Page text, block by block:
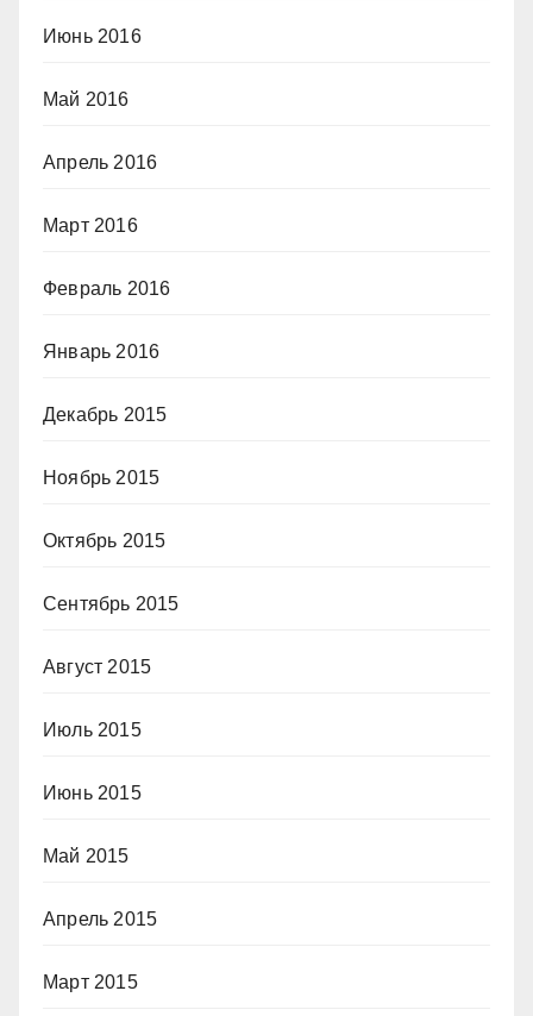
Июнь 2016
Май 2016
Апрель 2016
Март 2016
Февраль 2016
Январь 2016
Декабрь 2015
Ноябрь 2015
Октябрь 2015
Сентябрь 2015
Август 2015
Июль 2015
Июнь 2015
Май 2015
Апрель 2015
Март 2015